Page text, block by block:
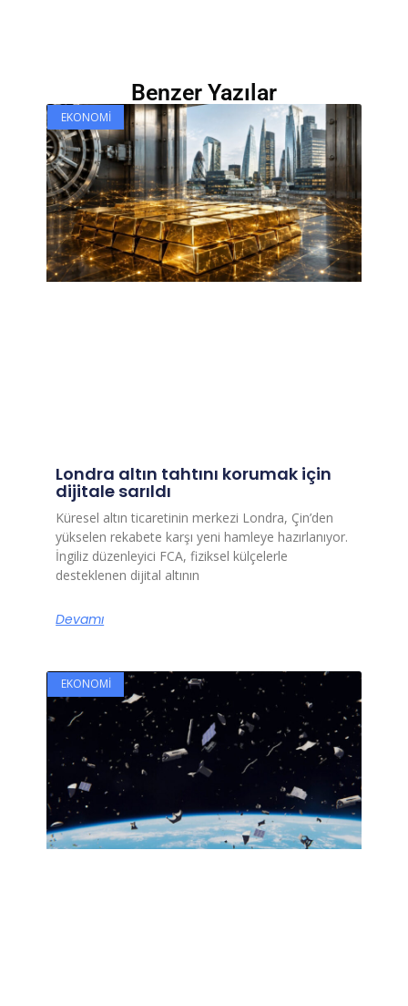
Benzer Yazılar
EKONOMI
Londra altın tahtını korumak için
dijitale sarıldı
Küresel altın ticaretinin merkezi Londra, Çin’den
yükselen rekabete karşı yeni hamleye hazırlanıyor.
İngiliz düzenleyici FCA, fiziksel külçelerle
desteklenen dijital altının
Devamı
EKONOMI